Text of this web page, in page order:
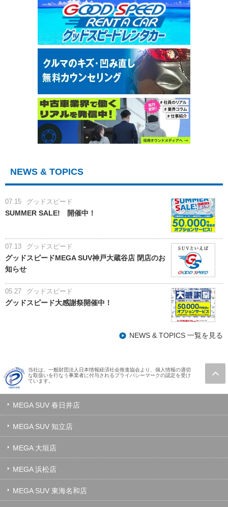
NEWS & TOPICS
07.15 グッドスピード
SUMMER SALE! 開催中！
07.13 グッドスピード
グッドスピードMEGA SUV神戸大蔵谷店 閉店のお
知らせ
05.27 グッドスピード
グッドスピード大感謝祭開催中！
NEWS & TOPICS 一覧を見る
当社は、一般財団法人日本情報経済社会推進協会より、個人情報の適切
な取扱いを行なう事業者に付与されるプライバシーマークの認定を受け
ています。
MEGA SUV 春日井店
MEGA SUV 知立店
MEGA 大垣店
MEGA 浜松店
MEGA SUV 東海名和店